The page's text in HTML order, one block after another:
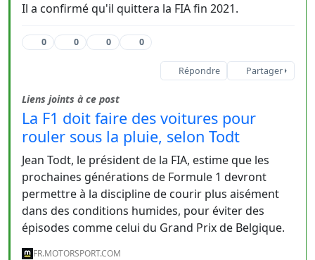
Il a confirmé qu'il quittera la FIA fin 2021.
0 0 0 0
Répondre Partager
Liens joints à ce post
La F1 doit faire des voitures pour
rouler sous la pluie, selon Todt
Jean Todt, le président de la FIA, estime que les
prochaines générations de Formule 1 devront
permettre à la discipline de courir plus aisément
dans des conditions humides, pour éviter des
épisodes comme celui du Grand Prix de Belgique.
FR.MOTORSPORT.COM